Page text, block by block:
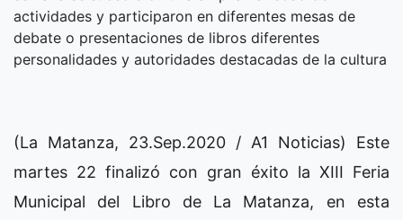
actividades y participaron en diferentes mesas de
debate o presentaciones de libros diferentes
personalidades y autoridades destacadas de la cultura
(La Matanza, 23.Sep.2020 / A1 Noticias) Este
martes 22 finalizó con gran éxito la XIII Feria
Municipal del Libro de La Matanza, en esta